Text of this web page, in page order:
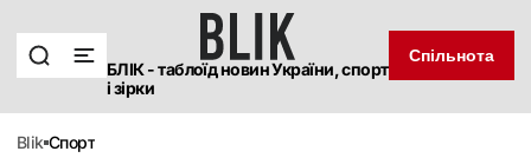
БЛІК - таблоїд новин України, спорт
і зірки
Спільнота
blik спорт